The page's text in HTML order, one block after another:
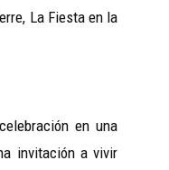
La Fiesta en la
en una
invitación a vivir